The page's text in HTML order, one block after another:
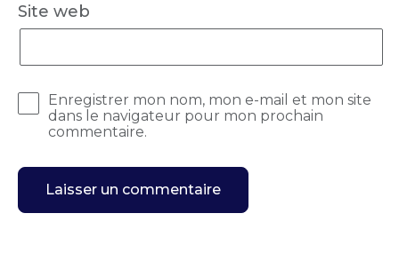
Site web
Enregistrer mon nom, mon e-mail et mon site
dans le navigateur pour mon prochain
commentaire.